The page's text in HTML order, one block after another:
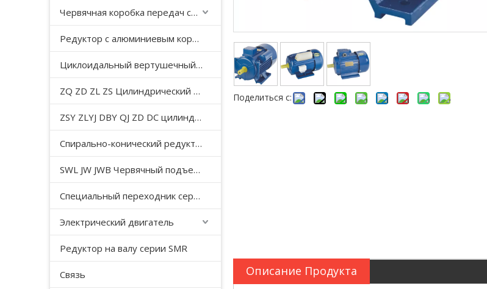
Червячная коробка передач серии WP
Редуктор с алюминиевым корпусом серии NMRV
Циклоидальный вертушечный редуктор B/X
ZQ ZD ZL ZS Цилиндрический редуктор с мягкой поверхностью зуба
ZSY ZLYJ DBY QJ ZD DC цилиндрический зубчатый редуктор средней твердости с поверхностью зуба
Спирально-конический редуктор серии T
SWL JW JWB Червячный подъемный домкрат серии JWM
Специальный переходник серии YHJ для безгравитационного смесителя
Электрический двигатель
Редуктор на валу серии SMR
Связь
Поделиться с:
Описание Продукта